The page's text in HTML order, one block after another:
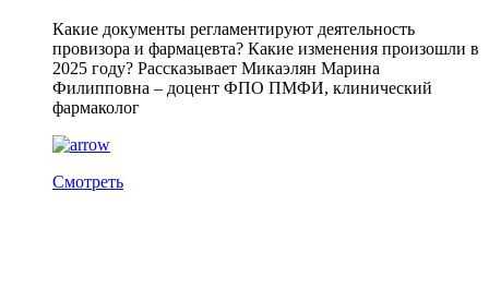
Какие документы регламентируют деятельность
провизора и фармацевта? Какие изменения произошли в
2025 году? Рассказывает Микаэлян Марина
Филипповна – доцент ФПО ПМФИ, клинический
фармаколог
Смотреть